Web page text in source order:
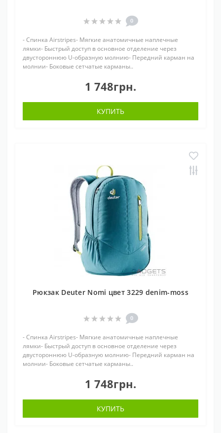
0
- Спинка Airstripes- Мягкие анатомичные наплечные
лямки- Быстрый доступ в основное отделение через
двустороннюю U-образную молнию- Передний карман на
молнии- Боковые сетчатые карманы..
1 748грн.
КУПИТЬ
Рюкзак Deuter Nomi цвет 3229 denim-moss
0
- Спинка Airstripes- Мягкие анатомичные наплечные
лямки- Быстрый доступ в основное отделение через
двустороннюю U-образную молнию- Передний карман на
молнии- Боковые сетчатые карманы..
1 748грн.
КУПИТЬ